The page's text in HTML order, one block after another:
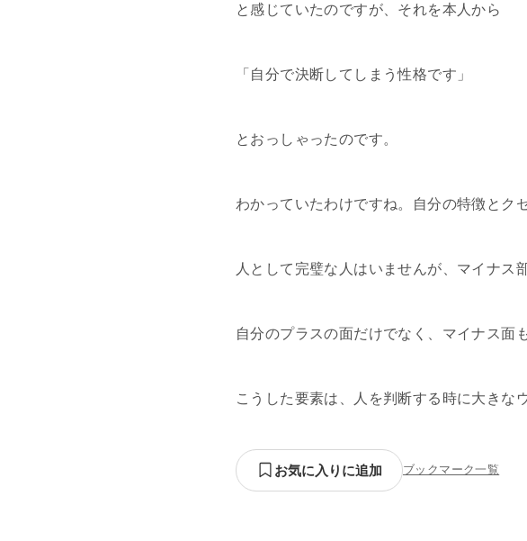
と感じていたのですが、それを本人から
「自分で決断してしまう性格です」
とおっしゃったのです。
わかっていたわけですね。自分の特徴とクセ
人として完璧な人はいませんが、マイナス
自分のプラスの面だけでなく、マイナス面
こうした要素は、人を判断する時に大きな
お気に入りに追加 ブックマーク一覧